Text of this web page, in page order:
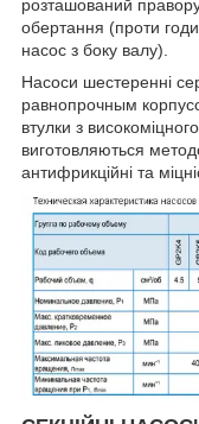
розташований
обертання (проти
насос з боку валу).
Насоси шестеренні
равнопрочным
втулки з
виготовляються
антифрикційні та